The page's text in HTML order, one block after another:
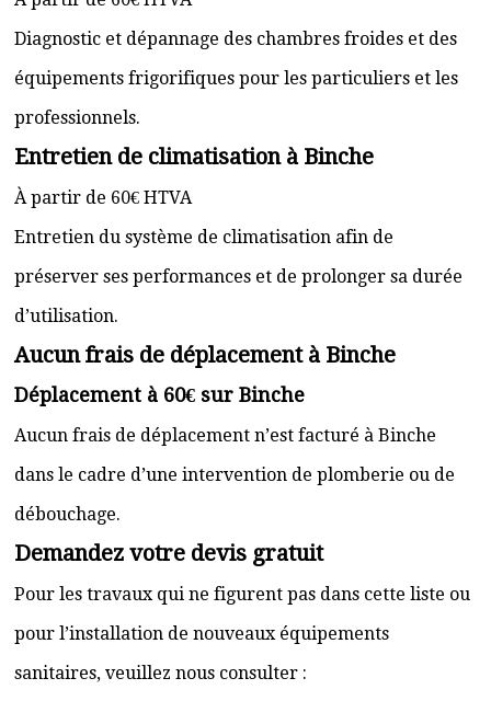
Diagnostic et dépannage des chambres froides et des
équipements frigorifiques pour les particuliers et les
professionnels.
Entretien de climatisation à Binche
À partir de 60€ HTVA
Entretien du système de climatisation afin de
préserver ses performances et de prolonger sa durée
d’utilisation.
Aucun frais de déplacement à Binche
Déplacement à 60€ sur Binche
Aucun frais de déplacement n’est facturé à Binche
dans le cadre d’une intervention de plomberie ou de
débouchage.
Demandez votre devis gratuit
Pour les travaux qui ne figurent pas dans cette liste ou
pour l’installation de nouveaux équipements
sanitaires, veuillez nous consulter :